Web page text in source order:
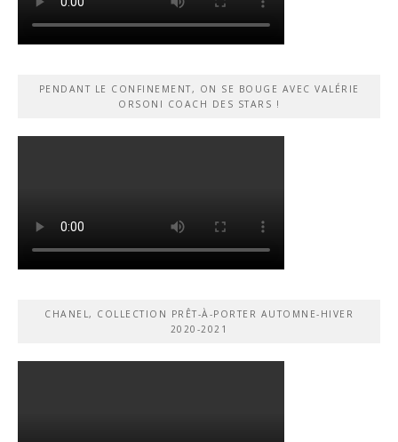
PENDANT LE CONFINEMENT, ON SE BOUGE AVEC VALÉRIE
ORSONI COACH DES STARS !
CHANEL, COLLECTION PRÊT-À-PORTER AUTOMNE-HIVER
2020-2021